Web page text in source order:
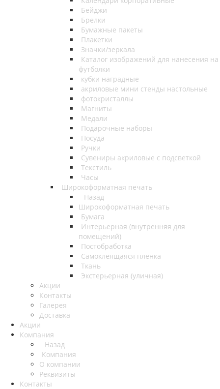
Бейджи
Брелки
Бумажные пакеты
Плакетки
Значки/зеркала
Каталог изображений для нанесения на
футболки
кубки наградные
акриловые мини стенды настольные
фотокристаллы
Магниты
Медали
Подарочные наборы
Посуда
Ручки
Сувениры акриловые с подсветкой
Текстиль
Часы
Широкоформатная печать
Назад
Широкоформатная печать
Бумага
Интерьерная (внутренняя для
помещений)
Постобработка
Самоклеящаяся пленка
Ткань
Экстерьерная (уличная)
Акции
Контакты
Галерея
Доставка
Акции
Компания
Назад
Компания
О компании
Реквизиты
Контакты